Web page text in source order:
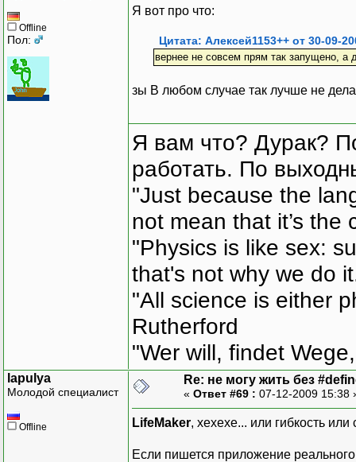
Offline
Пол:
Я вот про что:
Цитата: Алексей1153++ от 30-09-
вернее не совсем прям так запущено, а
зы В любом случае так лучше не
Я вам что? Дурак?
работать. По
"Just because the
not mean that it’s the
"Physics is like sex:
that's not why we do
"All science is either
Rutherford
"Wer will, findet
lapulya
Молодой специалист
Offline
Re: не могу жить без
« Ответ #69 : 07-12-2009 15:38
LifeMaker, хехехе... или гибкость или
Если пишется приложение